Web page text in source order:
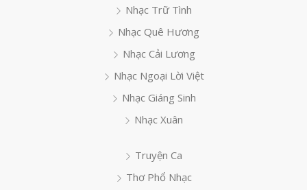
Nhạc Trữ Tình
Nhạc Quê Hương
Nhạc Cải Lương
Nhạc Ngoại Lời Việt
Nhạc Giáng Sinh
Nhạc Xuân
Truyện Ca
Thơ Phổ Nhạc